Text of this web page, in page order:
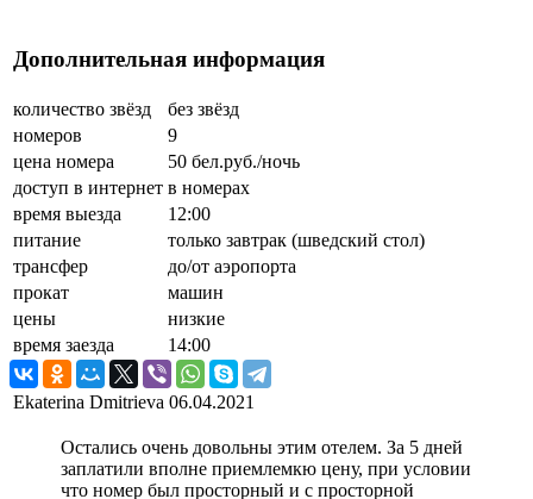
Дополнительная информация
количество звёзд
без звёзд
номеров
9
цена номера
50 бел.руб./ночь
доступ в интернет в номерах
время выезда
12:00
питание
только завтрак (шведский стол)
трансфер
до/от аэропорта
прокат
машин
цены
низкие
время заезда
14:00
Ekaterina Dmitrieva 06.04.2021
Остались очень довольны этим отелем. За 5 дней
заплатили вполне приемлемкю цену, при условии
что номер был просторный и с просторной